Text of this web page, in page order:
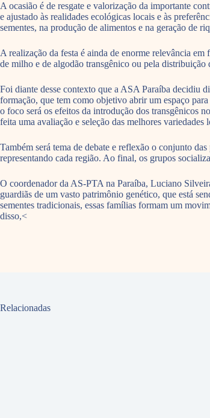
A ocasião é de resgate e valorização da importante
e ajustado às realidades ecológicas locais e às
sementes, na produção de alimentos e na geração de
A realização da festa é ainda de enorme relevância
de milho e de algodão transgênico ou pela distribuição
Foi diante desse contexto que a ASA Paraíba decidiu
formação, que tem como objetivo abrir um espaço
o foco será os efeitos da introdução dos transgênicos
feita uma avaliação e seleção das melhores variedades
Também será tema de debate e reflexão o conjunto
representando cada região. Ao final, os grupos
O coordenador da AS-PTA na Paraíba, Luciano
guardiãs de um vasto patrimônio genético, que está
sementes tradicionais, essas famílias formam um
disso,<
Relacionadas